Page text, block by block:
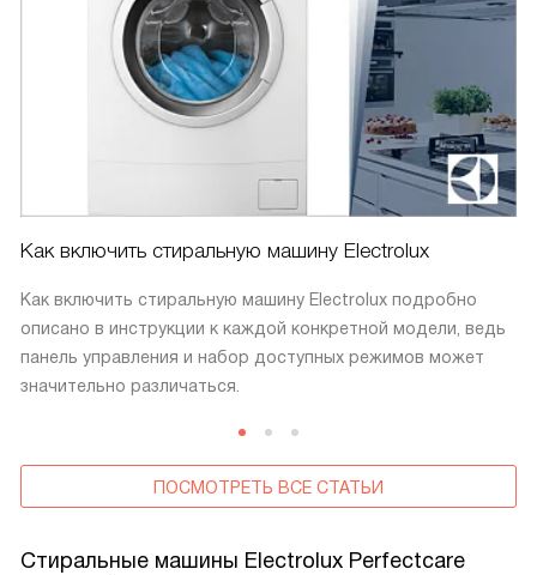
Как включить стиральную машину Electrolux
Как включить стиральную машину Electrolux подробно
описано в инструкции к каждой конкретной модели, ведь
панель управления и набор доступных режимов может
значительно различаться.
ПОСМОТРЕТЬ ВСЕ СТАТЬИ
Стиральные машины Electrolux Perfectcare